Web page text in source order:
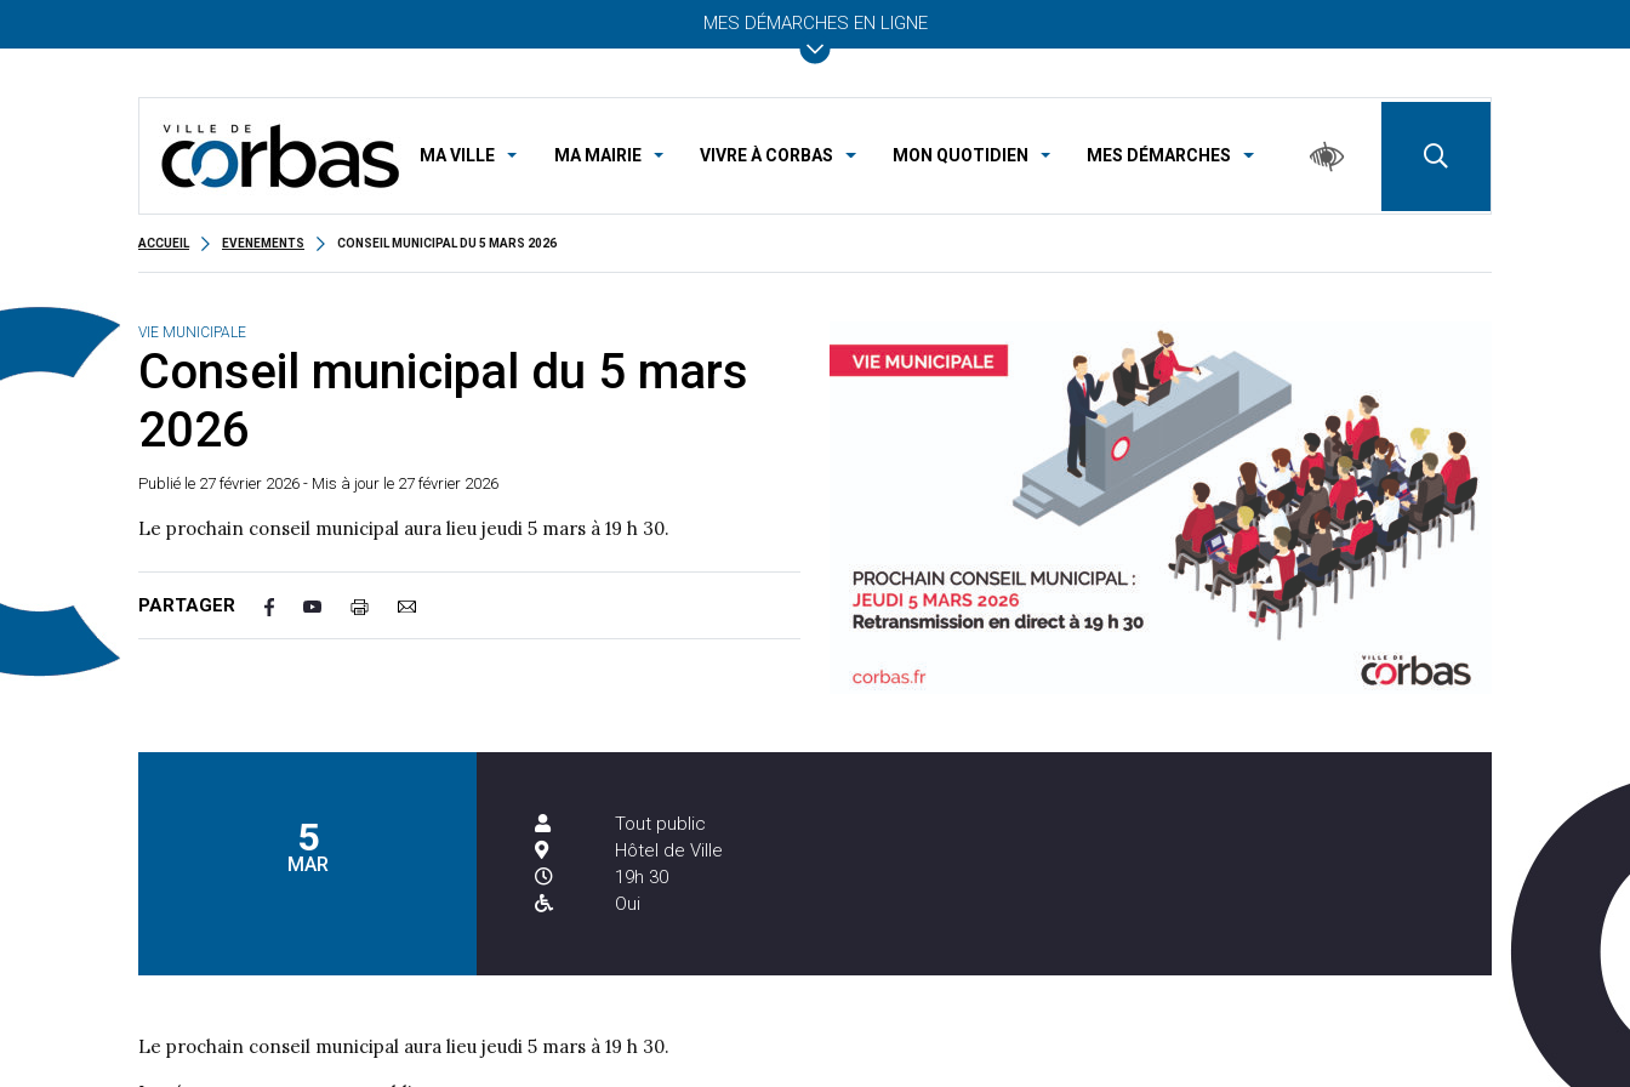
MES DÉMARCHES EN LIGNE
MA VILLE MA MAIRIE VIVRE À CORBAS MON QUOTIDIEN MES DÉMARCHES
ACCUEIL EVENEMENTS CONSEIL MUNICIPAL DU 5 MARS 2026
VIE MUNICIPALE
Conseil municipal du 5 mars
2026
Publié le 27 février 2026 - Mis à jour le 27 février 2026
Le prochain conseil municipal aura lieu jeudi 5 mars à 19 h 30.
PARTAGER
5
MAR
Tout public
Hôtel de Ville
19h 30
Oui
Le prochain conseil municipal aura lieu jeudi 5 mars à 19 h 30.